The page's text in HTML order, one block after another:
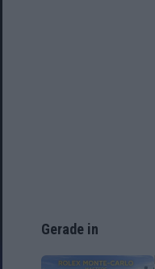
Gerade in